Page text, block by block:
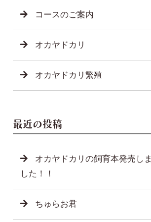
コースのご案内
オカヤドカリ
オカヤドカリ繁殖
最近の投稿
オカヤドカリの飼育本発売しま
した！！
ちゅらお君